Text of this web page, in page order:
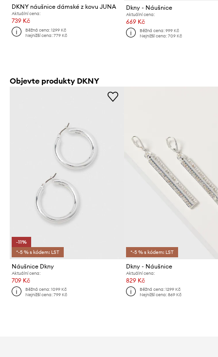
DKNY náušnice dámské z kovu JUNA
Aktuální cena:
739 Kč
Běžná cena:1299 Kč
Nejnižší cena:779 Kč
Dkny - Náušnice
Aktuální cena:
669 Kč
Běžná cena: 999 Kč
Nejnižší cena: 709 Kč
Objevte produkty DKNY
-11%
*-5 % s kódem: LST
Náušnice Dkny
Aktuální cena:
709 Kč
Běžná cena:1099 Kč
Nejnižší cena:799 Kč
*-5 % s kódem: LST
Dkny - Náušnice
Aktuální cena:
829 Kč
Běžná cena: 1299 Kč
Nejnižší cena: 869 Kč